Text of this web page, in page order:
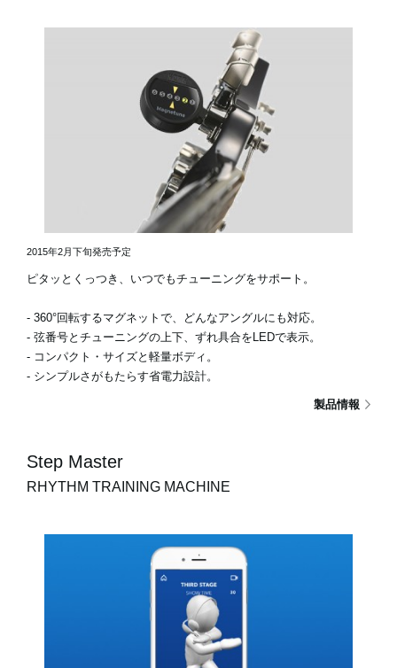
2015年2月下旬発売予定
ピタッとくっつき、いつでもチューニングをサポート。
- 360°回転するマグネットで、どんなアングルにも対応。
- 弦番号とチューニングの上下、ずれ具合をLEDで表示。
- コンパクト・サイズと軽量ボディ。
- シンプルさがもたらす省電力設計。
製品情報
Step Master
RHYTHM TRAINING MACHINE